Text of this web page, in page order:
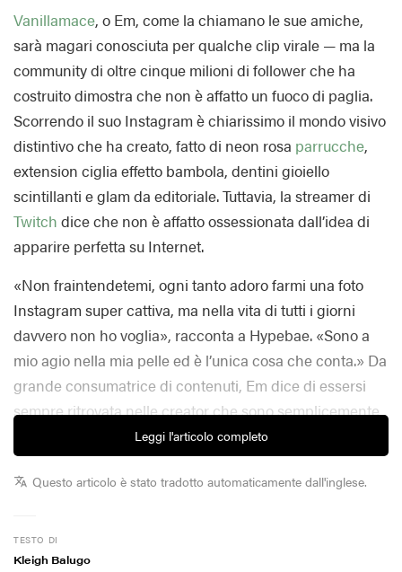
Vanillamace, o Em, come la chiamano le sue amiche,
sarà magari conosciuta per qualche clip virale — ma la
community di oltre cinque milioni di follower che ha
costruito dimostra che non è affatto un fuoco di paglia.
Scorrendo il suo Instagram è chiarissimo il mondo visivo
distintivo che ha creato, fatto di neon rosa parrucche,
extension ciglia effetto bambola, dentini gioiello
scintillanti e glam da editoriale. Tuttavia, la streamer di
Twitch dice che non è affatto ossessionata dall’idea di
apparire perfetta su Internet.
«Non fraintendetemi, ogni tanto adoro farmi una foto
Instagram super cattiva, ma nella vita di tutti i giorni
davvero non ho voglia», racconta a Hypebae. «Sono a
mio agio nella mia pelle ed è l’unica cosa che conta.» Da
grande consumatrice di contenuti, Em dice di essersi
sempre ritrovata nelle creator che sono semplicemente
se stesse — e per moltissime delle sue follower è proprio
questo il motivo per cui continuano a guardarla.
Internet» — un rito di passaggio fin troppo comune per
Leggi l'articolo completo
Questo articolo è stato tradotto automaticamente dall'inglese.
TESTO DI
Kleigh Balugo